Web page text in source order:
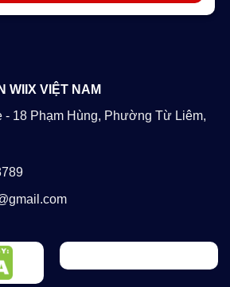
WIIX VIỆT NAM
- 18 Phạm Hùng, Phường Từ Liêm,